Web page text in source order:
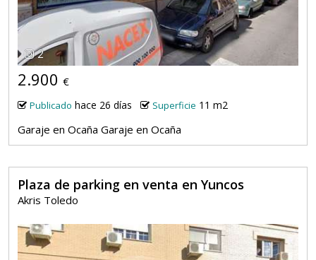
2
2.900 €
Publicado hace 26 días Superficie 11 m2
Garaje en Ocaña Garaje en Ocaña
Plaza de parking en venta en Yuncos
Akris Toledo